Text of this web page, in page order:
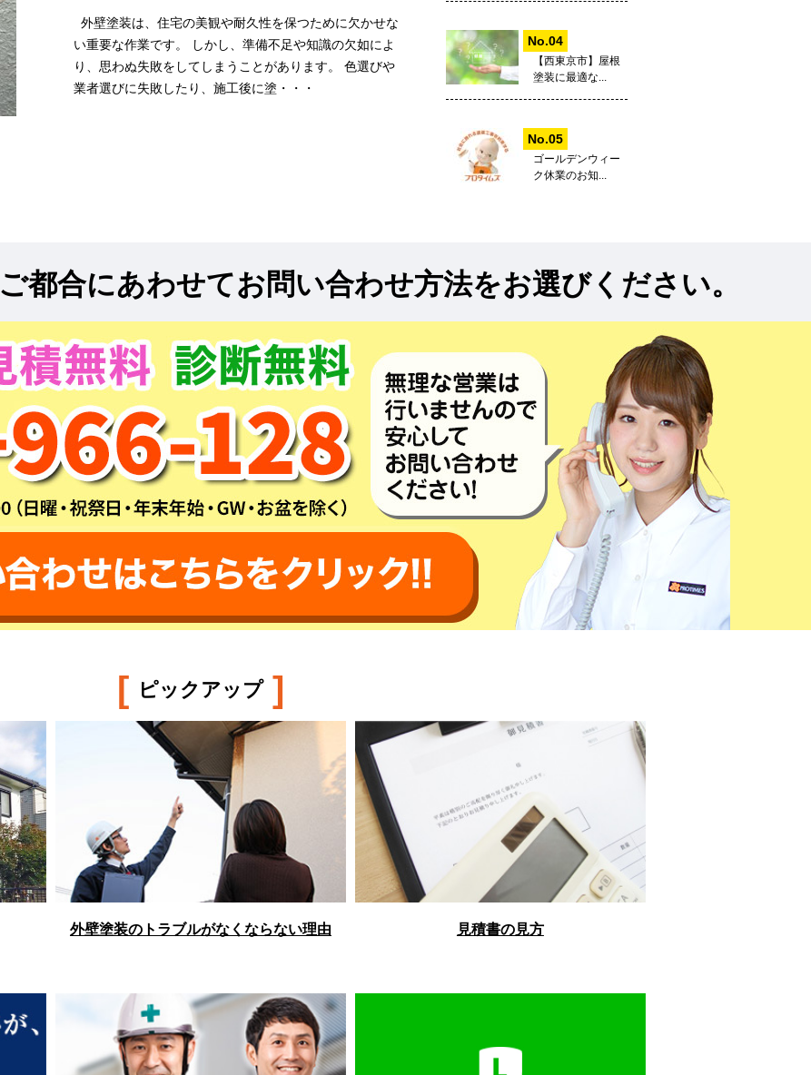
外壁塗装は、住宅の美観や耐久性を保つために欠かせな
い重要な作業です。 しかし、準備不足や知識の欠如によ
り、思わぬ失敗をしてしまうことがあります。 色選びや
業者選びに失敗したり、施工後に塗・・・
【西東京市】屋根
塗装に最適な...
ゴールデンウィー
ク休業のお知...
ご都合にあわせてお問い合わせ方法をお選びください。
[ ピックアップ ]
外壁塗装のトラブルがなくならない理由 見積書の見方